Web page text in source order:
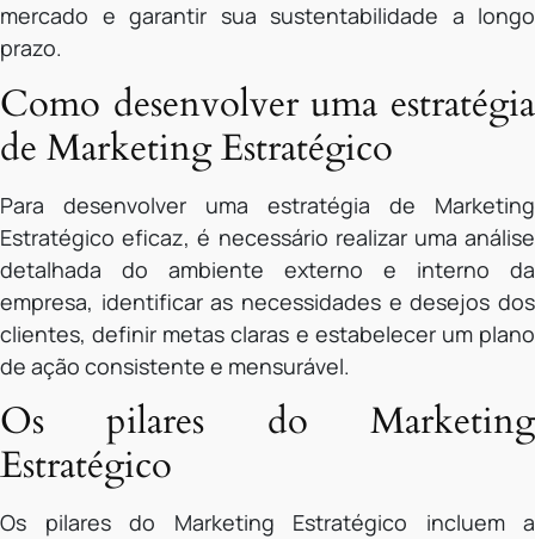
mercado e garantir sua sustentabilidade a longo
prazo.
Como desenvolver uma estratégia
de Marketing Estratégico
Para desenvolver uma estratégia de Marketing
Estratégico eficaz, é necessário realizar uma análise
detalhada do ambiente externo e interno da
empresa, identificar as necessidades e desejos dos
clientes, definir metas claras e estabelecer um plano
de ação consistente e mensurável.
Os pilares do Marketing
Estratégico
Os pilares do Marketing Estratégico incluem a